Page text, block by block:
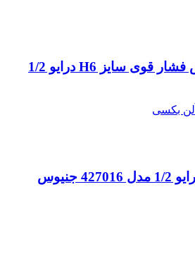
آلن بکسی شش گوش فشار قوی سایز H6 درایو 1/2
آلن بکسی
بکس شمع سایز 16 درایو 1/2 مدل 427016 جنیوس